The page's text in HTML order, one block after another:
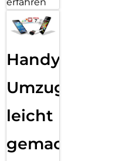
Handy
Umzug
leicht
gemacht!